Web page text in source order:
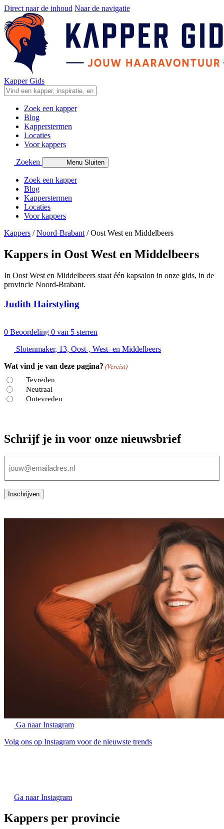
Direct naar de inhoud Naar de navigatie
Kapper Gids
Zoek een kapper
Blog
Kapperstermen
Locaties
Voor kappers
Zoeken Menu Sluiten
Zoek een kapper
Blog
Kapperstermen
Locaties
Voor kappers
Kappers /Noord-Brabant /Oost West en Middelbeers
Kappers in Oost West en Middelbeers
In Oost West en Middelbeers staat één kapsalon in onze gids, in de
provincie Noord-Brabant.
Judith Hairstyling
0 Beoordeling 0 van 5 sterren
Slotenmaker, 13, Oost-, West- en Middelbeers
Wat vind je van deze pagina? (Vereist)
Tevreden
Neutraal
Ontevreden
Schrijf je in voor onze nieuwsbrief
mailadres
Inschrijven
Ga naar Instagram
Volg ons op Instagram voor de nieuwste trends
Ga naar Instagram
Kappers per provincie